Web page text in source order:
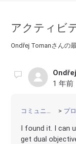
アクティビ
Ondřej Tomanさんの
1 年前
コミュニティ プロ
I found it. I can
get dual